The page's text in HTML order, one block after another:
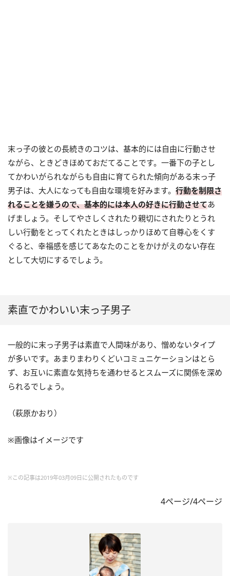
末っ子の彼との長続きのコツは、基本的には自由に行動させ
ながら、ときどきほめておだてることです。一番下の子とし
てかわいがられながらも自由に育てられた傾向がある末っ子
男子は、大人になっても自由な環境を好みます。 行動を制限さ
れることを嫌うので、基本的には本人の好きに行動させてあ
げましょう。そしてやさしくされたり親切にされたりとうれ
しい行動をとってくれたときはしっかりほめて自尊心をくす
ぐると、幸福感を感じてあなたのことをかけがえのない存在
として大切にするでしょう。
素直でかわいい末っ子男子
一般的に末っ子男子は素直で人間味があり、憎めないタイプ
が多いです。あまりまわりくどいコミュニケーションはとら
ず、お互いに素直な気持ちを通わせるとスムーズに関係を深め
られるでしょう。
（萩原かおり）
※画像はイメージです
※この記事は2019年03月09日に公開されたものです
4ページ/4ページ